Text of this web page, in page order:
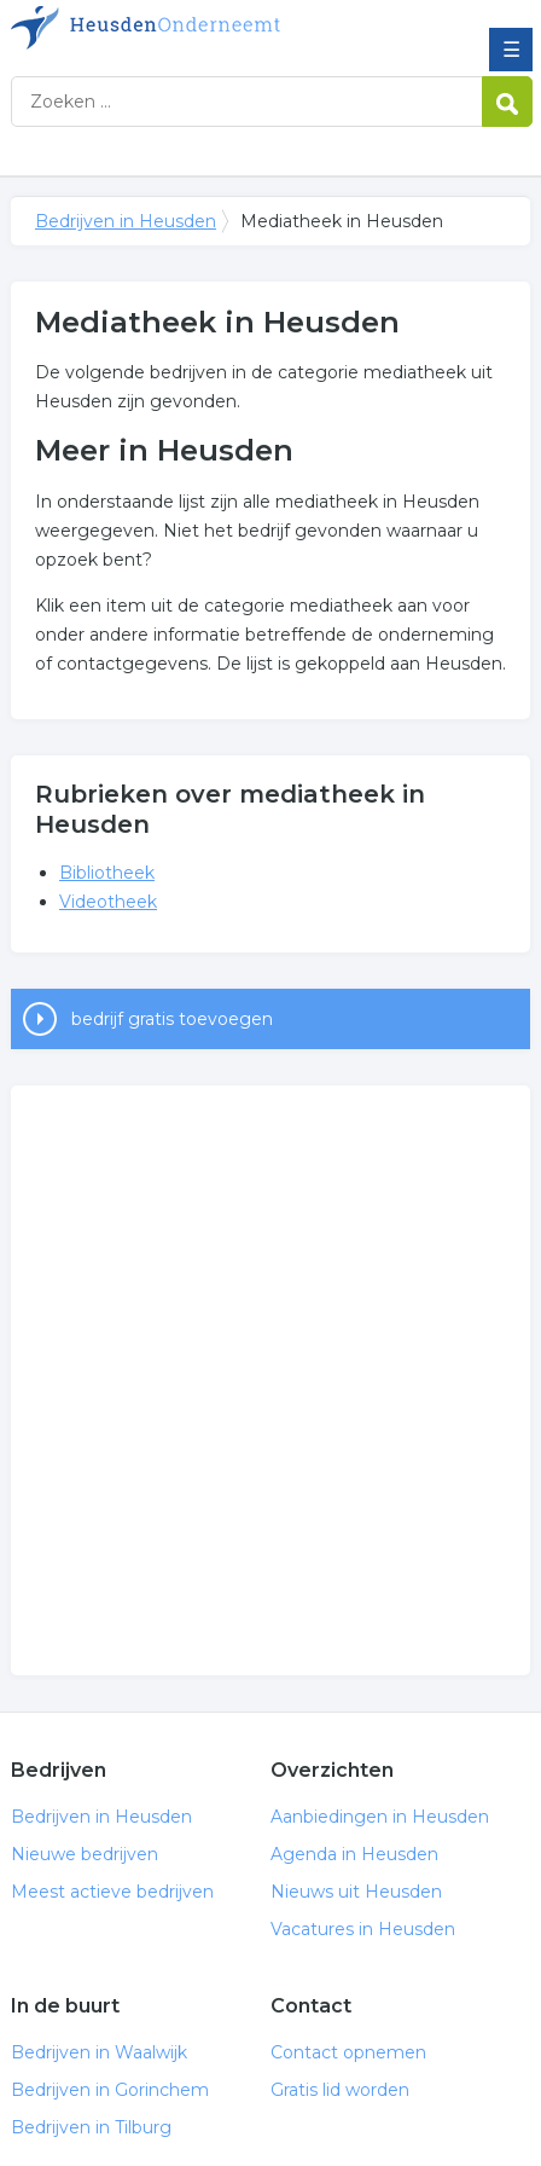
☰
Bedrijven in Heusden Mediatheek in Heusden
Mediatheek in Heusden
De volgende bedrijven in de categorie mediatheek uit
Heusden zijn gevonden.
Meer in Heusden
In onderstaande lijst zijn alle mediatheek in Heusden
weergegeven. Niet het bedrijf gevonden waarnaar u
opzoek bent?
Klik een item uit de categorie mediatheek aan voor
onder andere informatie betreffende de onderneming
of contactgegevens. De lijst is gekoppeld aan Heusden.
Rubrieken over mediatheek in
Heusden
Bibliotheek
Videotheek
bedrijf gratis toevoegen
Bedrijven
Bedrijven in Heusden
Nieuwe bedrijven
Meest actieve bedrijven
Overzichten
Aanbiedingen in Heusden
Agenda in Heusden
Nieuws uit Heusden
Vacatures in Heusden
In de buurt
Bedrijven in Waalwijk
Bedrijven in Gorinchem
Bedrijven in Tilburg
Contact
Contact opnemen
Gratis lid worden